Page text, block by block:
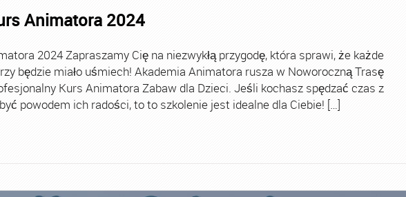
Animatora 2024
2024 Zapraszamy Cię na niezwykłą przygodę, która sprawi, że każde
będzie miało uśmiech! Akademia Animatora rusza w Noworoczną Trasę
Kurs Animatora Zabaw dla Dzieci. Jeśli kochasz spędzać czas z
powodem ich radości, to to szkolenie jest idealne dla Ciebie! […]